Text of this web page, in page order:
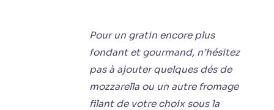
Pour un gratin encore plus
fondant et gourmand, n’hésitez
pas à ajouter quelques dés de
mozzarella ou un autre fromage
filant de votre choix sous la